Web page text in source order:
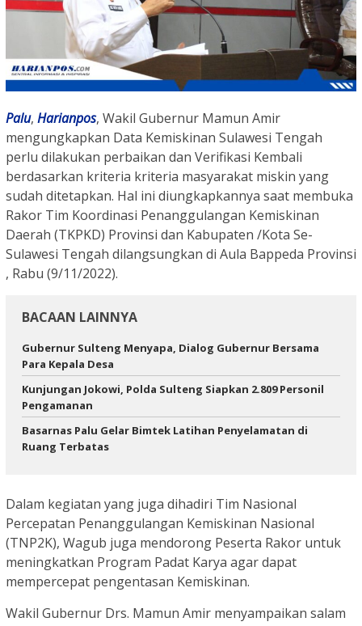
Palu, Harianpos, Wakil Gubernur Mamun Amir
mengungkapkan Data Kemiskinan Sulawesi Tengah
perlu dilakukan perbaikan dan Verifikasi Kembali
berdasarkan kriteria kriteria masyarakat miskin yang
sudah ditetapkan. Hal ini diungkapkannya saat membuka
Rakor Tim Koordinasi Penanggulangan Kemiskinan
Daerah (TKPKD) Provinsi dan Kabupaten /Kota Se-
Sulawesi Tengah dilangsungkan di Aula Bappeda Provinsi
, Rabu (9/11/2022).
BACAAN LAINNYA
Gubernur Sulteng Menyapa, Dialog Gubernur Bersama
Para Kepala Desa
Kunjungan Jokowi, Polda Sulteng Siapkan 2.809 Personil
Pengamanan
Basarnas Palu Gelar Bimtek Latihan Penyelamatan di
Ruang Terbatas
Dalam kegiatan yang juga dihadiri Tim Nasional
Percepatan Penanggulangan Kemiskinan Nasional
(TNP2K), Wagub juga mendorong Peserta Rakor untuk
meningkatkan Program Padat Karya agar dapat
mempercepat pengentasan Kemiskinan.
Wakil Gubernur Drs. Mamun Amir menyampaikan salam